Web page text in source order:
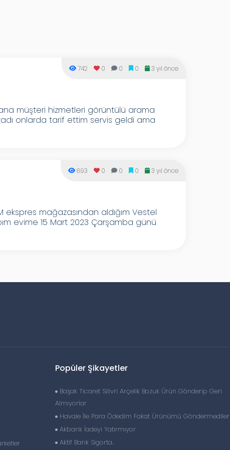
742 0 0 0 3 yıl önce
müşteri hizmetleri görüntülü arama
onlarda tarif ettim servis geldi ama
893 0 0 0 3 yıl önce
mağazasından aldığım Vestel
evime 15 Mart 2023 Çarşamba günü
Popüler Şikayetler
Başak Ticaret Silivri Arçelik Bozuk Ürün Gönderip Geri
Almıyorlar
Havale İle Para Ödedim Fakat Ürünümü Göndermediler
Akbank İadeyi Yatırmıyor
Aktif Bank Sigorta..